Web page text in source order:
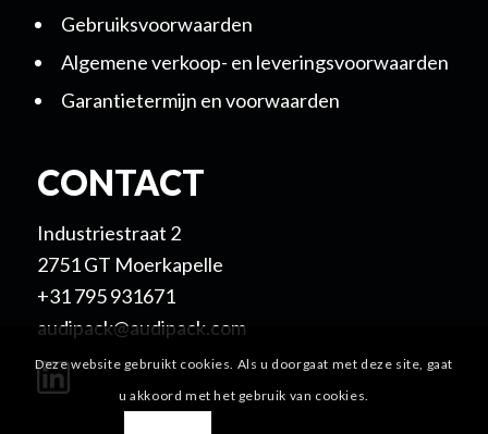
Gebruiksvoorwaarden
Algemene verkoop- en leveringsvoorwaarden
Garantietermijn en voorwaarden
CONTACT
Industriestraat 2
2751 GT Moerkapelle
+31 795 931671
audipack@audipack.com
Deze website gebruikt cookies. Als u doorgaat met deze site, gaat
u akkoord met het gebruik van cookies.